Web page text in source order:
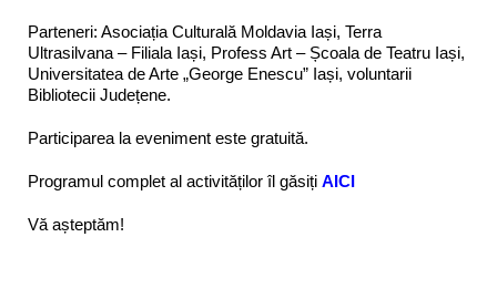
Parteneri: Asociația Culturală Moldavia Iași, Terra
Ultrasilvana – Filiala Iași, Profess Art – Școala de Teatru Iași,
Universitatea de Arte „George Enescu” Iași, voluntarii
Bibliotecii Județene.
Participarea la eveniment este gratuită.
Programul complet al activităților îl găsiți AICI
Vă așteptăm!